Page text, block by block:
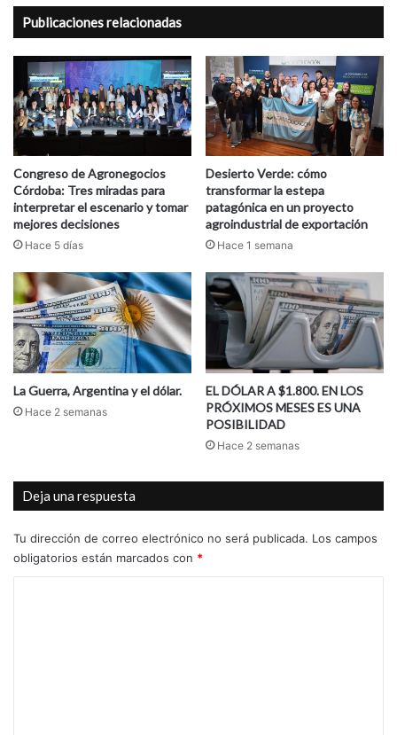
Publicaciones relacionadas
Congreso de Agronegocios
Córdoba: Tres miradas para
interpretar el escenario y tomar
mejores decisiones
Hace 5 días
Desierto Verde: cómo
transformar la estepa
patagónica en un proyecto
agroindustrial de exportación
Hace 1 semana
La Guerra, Argentina y el dólar.
Hace 2 semanas
EL DÓLAR A $1.800. EN LOS
PRÓXIMOS MESES ES UNA
POSIBILIDAD
Hace 2 semanas
Deja una respuesta
Tu dirección de correo electrónico no será publicada. Los campos
obligatorios están marcados con *